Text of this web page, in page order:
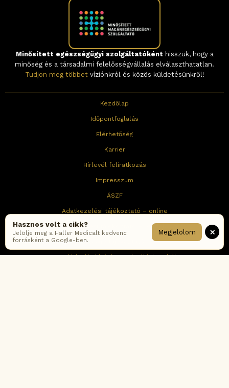
×
Hasznos volt a cikk?
Jelölje meg a Haller Medicalt kedvenc
forrásként a Google-ben.
Megjelölöm
Minősített egészségügyi szolgáltatóként hisszük, hogy a
minőség és a társadalmi felelősségvállalás elválaszthatatlan.
Tudjon meg többetvíziónkról és közös küldetésünkről!
Kezdőlap
Időpontfoglalás
Elérhetőség
Karrier
Hírlevél feliratkozás
Impresszum
ÁSZF
Adatkezelési tájékoztató – online
Adatkezelési tájékoztató – rendelők
Cookie tájékoztató
Fogyasztói értékelési-és moderálási szabályzat